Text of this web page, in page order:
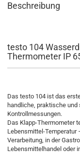
Beschreibung
testo 104
Thermometer IP
Das testo 104 ist das
handliche, praktische
Kontrollmessungen.
Das Klapp-Thermometer
Lebensmittel-Temperatur
Verarbeitung, in der
Lebensmittelhandel oder